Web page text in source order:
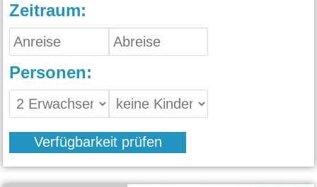
Zeitraum:
Personen:
Verfügbarkeit prüfen